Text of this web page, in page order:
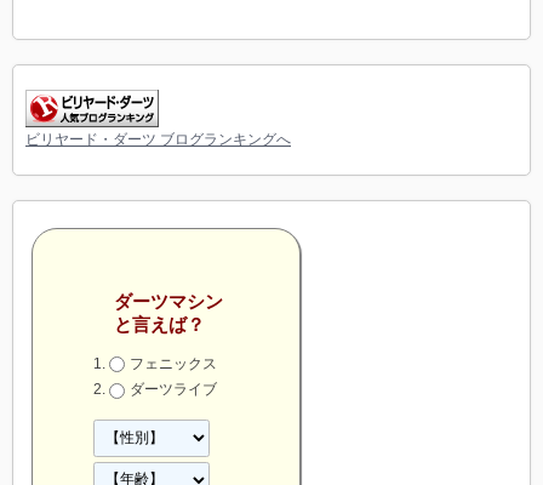
ビリヤード・ダーツ ブログランキングへ
ダーツマシン
と言えば？
フェニックス
ダーツライブ